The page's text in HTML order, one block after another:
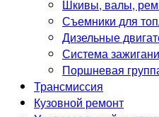
Шкивы, валы,
Съемники для
Дизельные
Система
Поршневая
Трансмиссия
Кузовной ремонт